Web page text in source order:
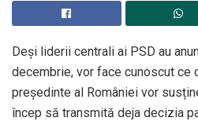
Deși liderii centrali ai PSD au
decembrie, vor face cunoscut ce
președinte al României vor
încep să transmită deja decizia